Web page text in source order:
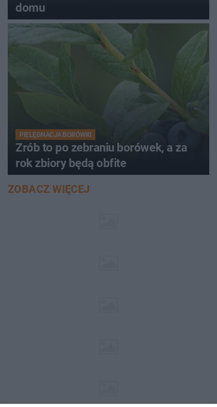
domu
PIELĘGNACJA BORÓWKI
Zrób to po zebraniu borówek, a za
rok zbiory będą obfite
ZOBACZ WIĘCEJ